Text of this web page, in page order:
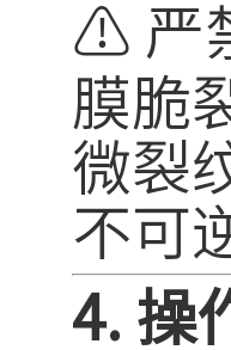
⚠️ 严
膜脆
微裂
不可
4. 操